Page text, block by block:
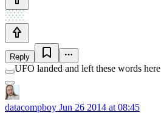
Reply
UFO landed and left these words here
datacompboy Jun 26 2014 at 08:45